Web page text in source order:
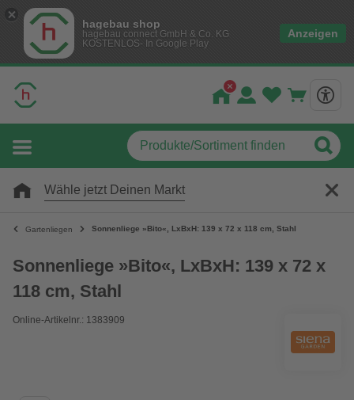
hagebau shop
hagebau connect GmbH & Co. KG
KOSTENLOS- In Google Play
Anzeigen
Wähle jetzt Deinen Markt
Gartenliegen Sonnenliege »Bito«, LxBxH: 139 x 72 x 118 cm, Stahl
Sonnenliege »Bito«, LxBxH: 139 x 72 x
118 cm, Stahl
Online-Artikelnr.: 1383909